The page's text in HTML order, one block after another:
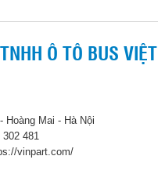
Ô TÔ BUS VIỆT
Hoàng Mai - Hà Nội
302 481
vinpart.com/